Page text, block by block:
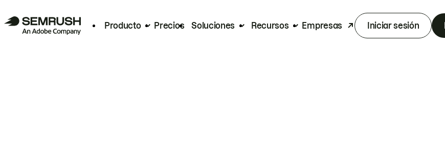
Producto Precios Soluciones Recursos Empresas Iniciar sesión